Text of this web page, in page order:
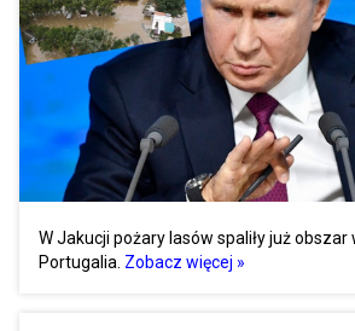
W Jakucji pożary lasów spaliły już obszar
Portugalia. Zobacz więcej »